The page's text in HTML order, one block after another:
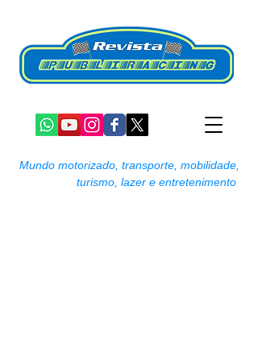
Mundo motorizado, transporte, mobilidade,
turismo, lazer e entretenimento